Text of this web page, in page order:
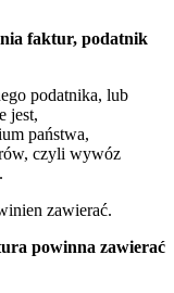
faktur, podatnik
podatnika, lub
jest,
państwa,
czyli wywóz
zawierać.
powinna zawierać